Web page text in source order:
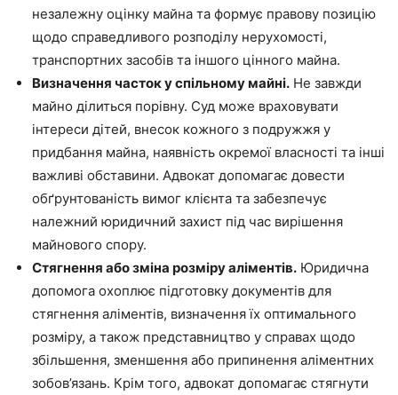
незалежну оцінку майна та формує правову позицію
щодо справедливого розподілу нерухомості,
транспортних засобів та іншого цінного майна.
Визначення часток у спільному майні. Не завжди
майно ділиться порівну. Суд може враховувати
інтереси дітей, внесок кожного з подружжя у
придбання майна, наявність окремої власності та інші
важливі обставини. Адвокат допомагає довести
обґрунтованість вимог клієнта та забезпечує
належний юридичний захист під час вирішення
майнового спору.
Стягнення або зміна розміру аліментів. Юридична
допомога охоплює підготовку документів для
стягнення аліментів, визначення їх оптимального
розміру, а також представництво у справах щодо
збільшення, зменшення або припинення аліментних
зобов’язань. Крім того, адвокат допомагає стягнути